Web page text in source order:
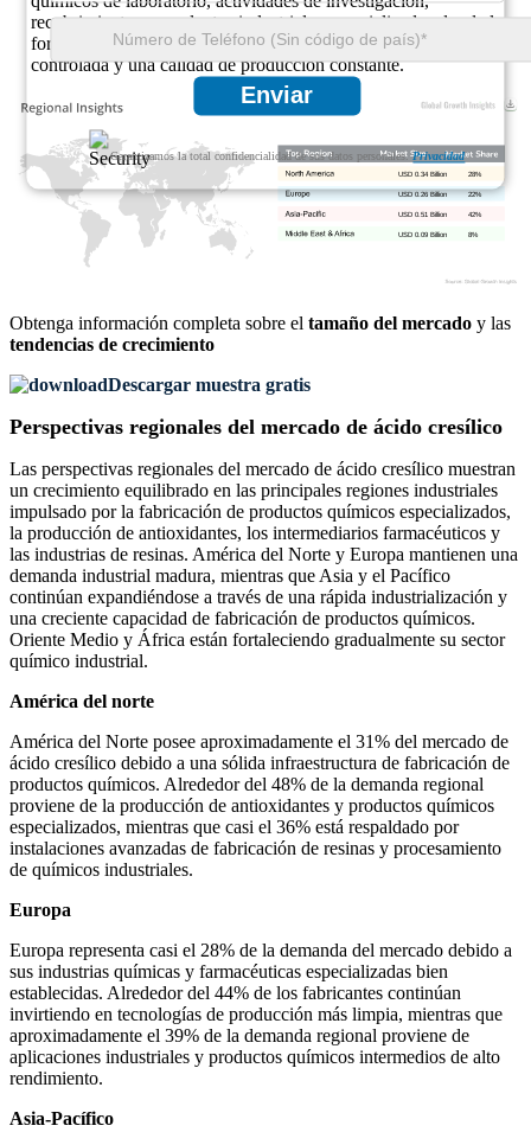
Enviar
Garantizamos la total confidencialidad de sus datos personales.Privacidad
recubrimientos y productos industriales especializados donde las
formulaciones especializadas requieren una composición química
controlada y una calidad de producción constante.
8%
USD 0.09 Billion
42%
USD 0.51 Billion
22%
USD 0.26 Billion
28%
USD 0.34 Billion
Obtenga información completa sobre el tamaño del mercado y las
tendencias de crecimiento
Descargar muestra gratis
Perspectivas regionales del mercado de ácido cresílico
Las perspectivas regionales del mercado de ácido cresílico muestran
un crecimiento equilibrado en las principales regiones industriales
impulsado por la fabricación de productos químicos especializados,
la producción de antioxidantes, los intermediarios farmacéuticos y
las industrias de resinas. América del Norte y Europa mantienen una
demanda industrial madura, mientras que Asia y el Pacífico
continúan expandiéndose a través de una rápida industrialización y
una creciente capacidad de fabricación de productos químicos.
Oriente Medio y África están fortaleciendo gradualmente su sector
químico industrial.
América del norte
América del Norte posee aproximadamente el 31% del mercado de
ácido cresílico debido a una sólida infraestructura de fabricación de
productos químicos. Alrededor del 48% de la demanda regional
proviene de la producción de antioxidantes y productos químicos
especializados, mientras que casi el 36% está respaldado por
instalaciones avanzadas de fabricación de resinas y procesamiento
de químicos industriales.
Europa
Europa representa casi el 28% de la demanda del mercado debido a
sus industrias químicas y farmacéuticas especializadas bien
establecidas. Alrededor del 44% de los fabricantes continúan
invirtiendo en tecnologías de producción más limpia, mientras que
aproximadamente el 39% de la demanda regional proviene de
aplicaciones industriales y productos químicos intermedios de alto
rendimiento.
Asia-Pacífico